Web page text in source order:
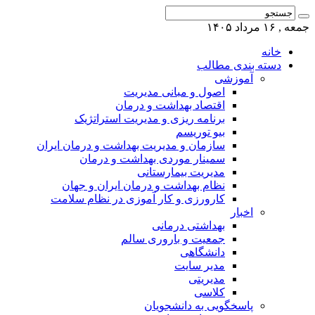
جمعه , ۱۶ مرداد ۱۴۰۵
خانه
دسته بندی مطالب
آموزشی
اصول و مبانی مدیریت
اقتصاد بهداشت و درمان
برنامه ریزی و مدیریت استراتژیک
بیو توریسم
سازمان و مدیریت بهداشت و درمان ایران
سمینار موردی بهداشت و درمان
مدیریت بیمارستانی
نظام بهداشت و درمان ایران و جهان
کارورزی و کار آموزی در نظام سلامت
اخبار
بهداشتی درمانی
جمعیت و باروری سالم
دانشگاهی
مدیر سایت
مدیریتی
کلاسی
پاسخگویی به دانشجویان